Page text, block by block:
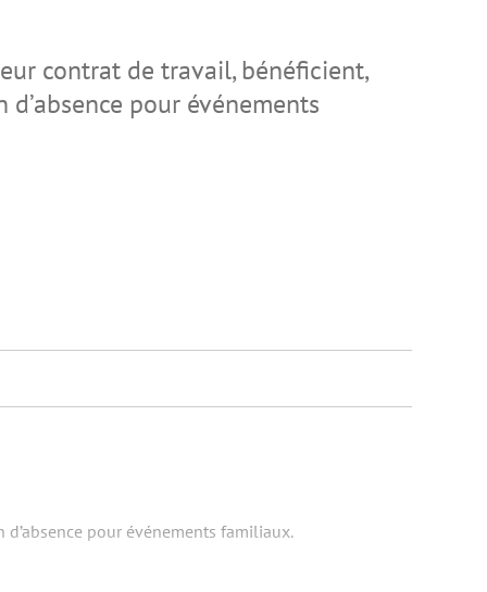
contrat de travail, bénéficient,
pour événements
pour événements familiaux.